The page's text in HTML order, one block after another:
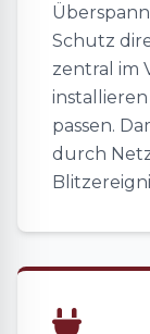
Schutz
zentral im
passen.
durch